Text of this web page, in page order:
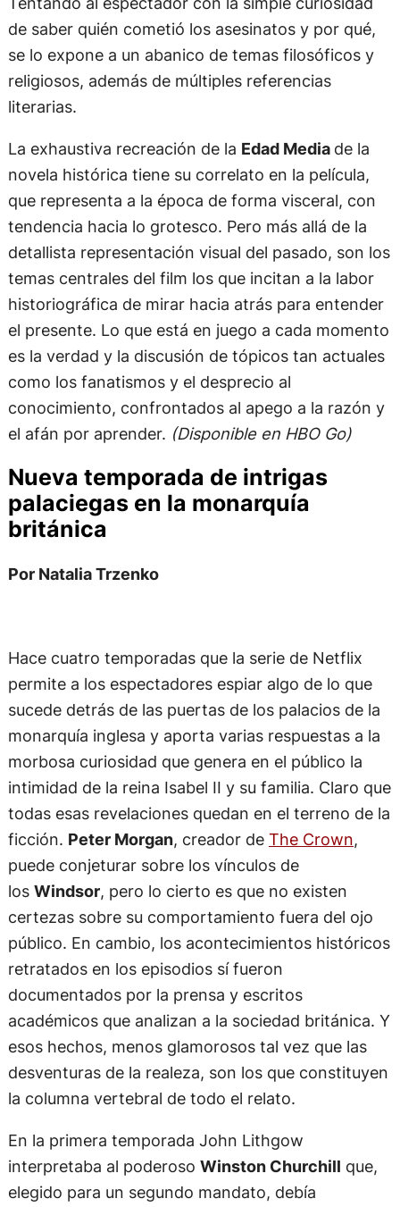
de saber quién cometió los asesinatos y por qué,
se lo expone a un abanico de temas filosóficos y
religiosos, además de múltiples referencias
literarias.
La exhaustiva recreación de la Edad Media de la
novela histórica tiene su correlato en la película,
que representa a la época de forma visceral, con
tendencia hacia lo grotesco. Pero más allá de la
detallista representación visual del pasado, son los
temas centrales del film los que incitan a la labor
historiográfica de mirar hacia atrás para entender
el presente. Lo que está en juego a cada momento
es la verdad y la discusión de tópicos tan actuales
como los fanatismos y el desprecio al
conocimiento, confrontados al apego a la razón y
el afán por aprender. (Disponible en HBO Go)
Nueva temporada de intrigas
palaciegas en la monarquía
británica
Por Natalia Trzenko
Hace cuatro temporadas que la serie de Netflix
permite a los espectadores espiar algo de lo que
sucede detrás de las puertas de los palacios de la
monarquía inglesa y aporta varias respuestas a la
morbosa curiosidad que genera en el público la
intimidad de la reina Isabel II y su familia. Claro que
todas esas revelaciones quedan en el terreno de la
ficción. Peter Morgan, creador de The Crown,
puede conjeturar sobre los vínculos de
los Windsor, pero lo cierto es que no existen
certezas sobre su comportamiento fuera del ojo
público. En cambio, los acontecimientos históricos
retratados en los episodios sí fueron
documentados por la prensa y escritos
académicos que analizan a la sociedad británica. Y
esos hechos, menos glamorosos tal vez que las
desventuras de la realeza, son los que constituyen
la columna vertebral de todo el relato.
En la primera temporada John Lithgow
interpretaba al poderoso Winston Churchill que,
elegido para un segundo mandato, debía